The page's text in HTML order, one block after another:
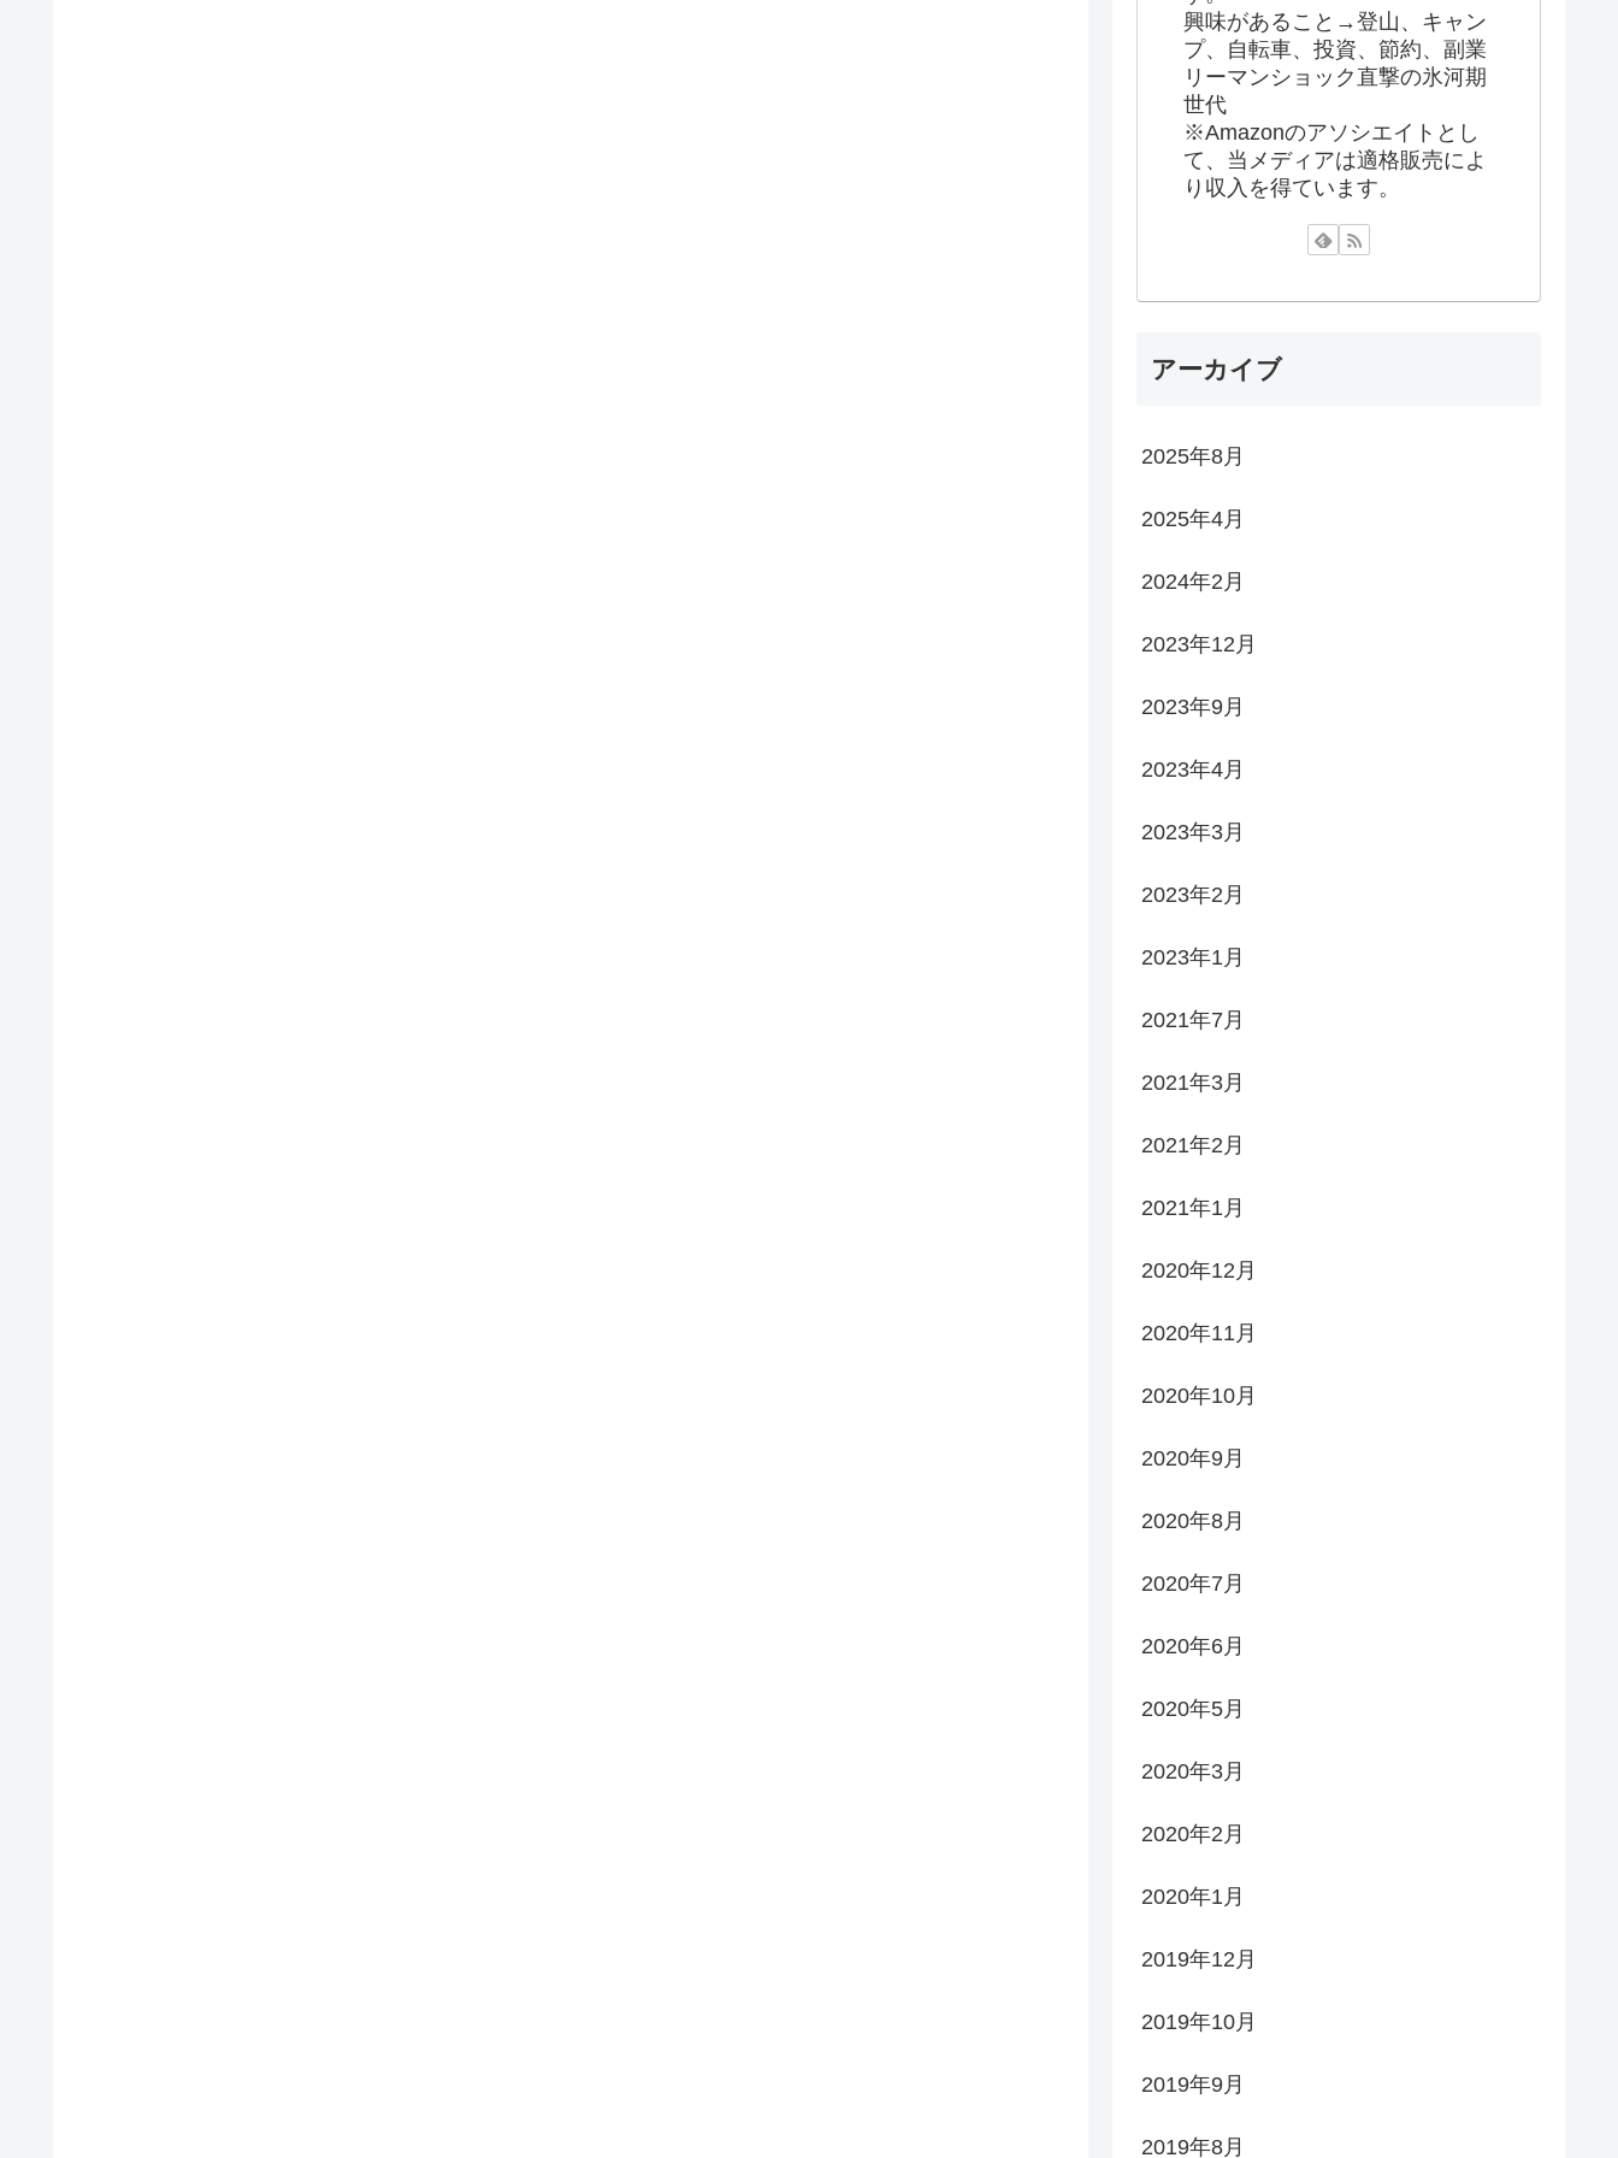
興味があること→登山、キャン
プ、自転車、投資、節約、副業
リーマンショック直撃の氷河期
世代
※Amazonのアソシエイトとし
て、当メディアは適格販売によ
り収入を得ています。
アーカイブ
2025年8月
2025年4月
2024年2月
2023年12月
2023年9月
2023年4月
2023年3月
2023年2月
2023年1月
2021年7月
2021年3月
2021年2月
2021年1月
2020年12月
2020年11月
2020年10月
2020年9月
2020年8月
2020年7月
2020年6月
2020年5月
2020年3月
2020年2月
2020年1月
2019年12月
2019年10月
2019年9月
2019年8月